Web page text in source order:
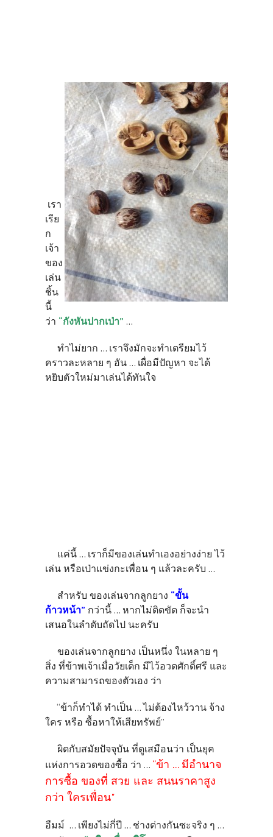
เรา
เรีย
ก
เจ้า
ของ
เล่น
ชิ้น
นี้
ว่า “กังหันปากเป่า” ...
ทำไม่ยาก ... เราจึงมักจะทำเตรียมไว้
คราวละหลาย ๆ อัน ... เผื่อมีปัญหา จะได้
หยิบตัวใหม่มาเล่นได้ทันใจ
แค่นี้ ... เราก็มีของเล่นทำเองอย่างง่าย ไว้
เล่น หรือเป่าแข่งกะเพื่อน ๆ แล้วละครับ ...
สำหรับ ของเล่นจากลูกยาง “ขั้น
ก้าวหน้า” กว่านี้ ... หากไม่ติดขัด ก็จะนำ
เสนอในลำดับถัดไป นะครับ
ของเล่นจากลูกยาง เป็นหนึ่ง ในหลาย ๆ
สิ่ง ที่ข้าพเจ้าเมื่อวัยเด็ก มีไว้อวดศักดิ์ศรี และ
ความสามารถของตัวเอง ว่า
“ข้าก็ทำได้ ทำเป็น ... ไม่ต้องไหว้วาน จ้าง
ใคร หรือ ซื้อหาให้เสียทรัพย์”
ผิดกับสมัยปัจจุบัน ที่ดูเสมือนว่า เป็นยุค
แห่งการอวดของซื้อ ว่า ... “ข้า ... มีอำนาจ
การซื้อ ของที่ สวย และ สนนราคาสูง
กว่า ใครเพื่อน"
อืมม์ ... เพียงไม่กี่ปี ... ช่างต่างกันซะจริง ๆ ...